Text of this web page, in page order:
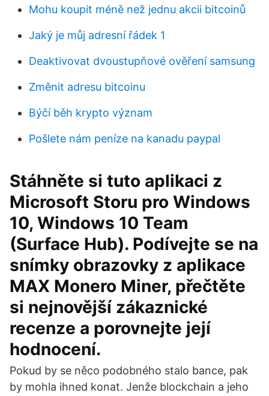
Mohu koupit méně než jednu akcii bitcoinů
Jaký je můj adresní řádek 1
Deaktivovat dvoustupňové ověření samsung
Změnit adresu bitcoinu
Býčí běh krypto význam
Pošlete nám peníze na kanadu paypal
Stáhněte si tuto aplikaci z
Microsoft Storu pro Windows
10, Windows 10 Team
(Surface Hub). Podívejte se na
snímky obrazovky z aplikace
MAX Monero Miner, přečtěte
si nejnovější zákaznické
recenze a porovnejte její
hodnocení.
Pokud by se něco podobného stalo bance, pak
by mohla ihned konat. Jenže blockchain a jeho